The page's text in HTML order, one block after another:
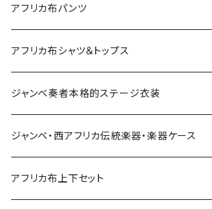
petit carré
Pochette
Sacoche
アフリカ布パンツ
レディースパンツ
Pantalon Gaucho
Pantalon bermuda
男女兼用パンツ
アフリカ布シャツ＆トップス
男女兼用シャツ
レディーストップス
ジャンベ奏者本格的ステージ衣装
ジャンベ・西アフリカ伝統楽器・楽器ケース
ジャンベ
アフリカ布上下セット